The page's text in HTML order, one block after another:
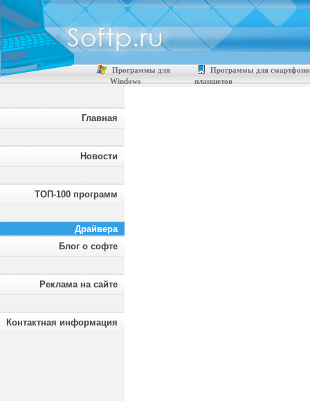
Программы для
Windows
Программы для
планшетов
Главная
Новости
ТОП-100 программ
Драйвера
Блог о софте
Реклама на сайте
Контактная информация